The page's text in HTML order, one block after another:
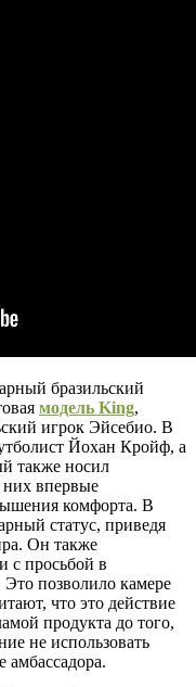
бразильский
модель King,
игрок Эйсебио. В
Йохан Кройф, а
также носил
впервые
комфорта. В
статус, приведя
Он также
с просьбой в
позволило камере
что это действие
продукта до того,
не использовать
амбассадора.